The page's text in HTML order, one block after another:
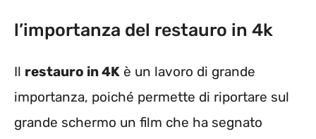
l’importanza del restauro in 4k
Il restauro in 4K è un lavoro di grande
importanza, poiché permette di riportare sul
grande schermo un film che ha segnato